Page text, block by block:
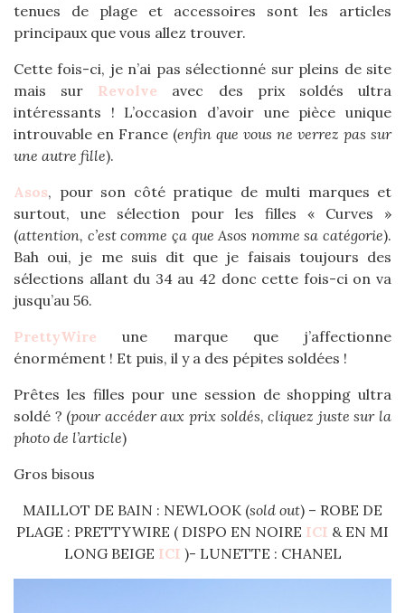
tenues de plage et accessoires sont les articles
principaux que vous allez trouver.
Cette fois-ci, je n’ai pas sélectionné sur pleins de site
mais sur Revolve avec des prix soldés ultra
intéressants ! L’occasion d’avoir une pièce unique
introuvable en France (enfin que vous ne verrez pas sur
une autre fille).
Asos, pour son côté pratique de multi marques et
surtout, une sélection pour les filles « Curves »
(attention, c’est comme ça que Asos nomme sa catégorie).
Bah oui, je me suis dit que je faisais toujours des
sélections allant du 34 au 42 donc cette fois-ci on va
jusqu’au 56.
PrettyWire une marque que j’affectionne
énormément ! Et puis, il y a des pépites soldées !
Prêtes les filles pour une session de shopping ultra
soldé ? (pour accéder aux prix soldés, cliquez juste sur la
photo de l’article)
Gros bisous
MAILLOT DE BAIN : NEWLOOK (sold out) – ROBE DE
PLAGE : PRETTYWIRE ( DISPO EN NOIRE ICI & EN MI
LONG BEIGE ICI )- LUNETTE : CHANEL